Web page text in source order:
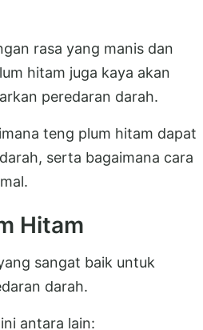
rasa yang manis dan
hitam juga kaya akan
peredaran darah.
teng plum hitam dapat
serta bagaimana cara
Hitam
sangat baik untuk
darah.
antara lain: